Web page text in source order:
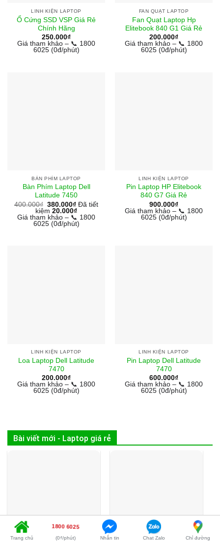
LINH KIỆN LAPTOP
Ổ Cứng SSD VSP Giá Rẻ
Chính Hãng
250.000₫
Giá tham khảo – 📞 1800
6025 (0đ/phút)
FAN QUẠT LAPTOP
Fan Quạt Laptop Hp
Elitebook 840 G1 Giá Rẻ
200.000₫
Giá tham khảo – 📞 1800
6025 (0đ/phút)
BÀN PHÍM LAPTOP
Bàn Phím Laptop Dell
Latitude 7450
400.000₫ 380.000₫ Đã tiết
kiệm 20.000₫
Giá tham khảo – 📞 1800
6025 (0đ/phút)
LINH KIỆN LAPTOP
Pin Laptop HP Elitebook
840 G7 Giá Rẻ
900.000₫
Giá tham khảo – 📞 1800
6025 (0đ/phút)
LINH KIỆN LAPTOP
Loa Laptop Dell Latitude
7470
200.000₫
Giá tham khảo – 📞 1800
6025 (0đ/phút)
LINH KIỆN LAPTOP
Pin Laptop Dell Latitude
7470
600.000₫
Giá tham khảo – 📞 1800
6025 (0đ/phút)
Bài viết mới - Laptop giá rẻ
Trang chủ
1800 6025
(0₫/phút) Nhắn tin Chat Zalo Chỉ đường